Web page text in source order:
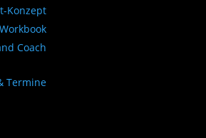
Konzept
Workbook
Coach
Termine